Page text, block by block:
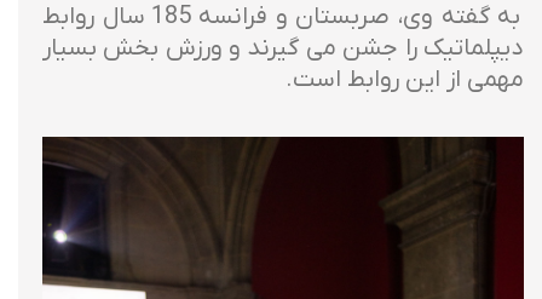
به گفته وی، صربستان و فرانسه 185 سال روابط
دیپلماتیک را جشن می گیرند و ورزش بخش بسیار
مهمی از این روابط است.